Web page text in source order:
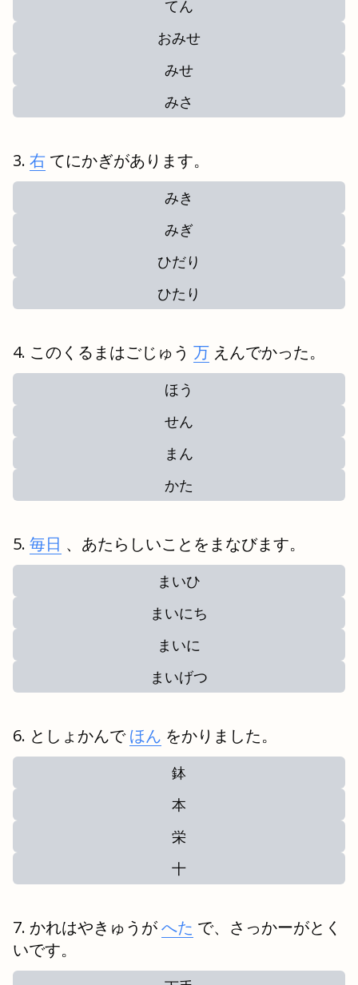
てん
おみせ
みせ
みさ
右 てにかぎがあります。
みき
みぎ
ひだり
ひたり
このくるまはごじゅう 万 えんでかった。
ほう
せん
まん
かた
毎日 、あたらしいことをまなびます。
まいひ
まいにち
まいに
まいげつ
としょかんで ほん をかりました。
鉢
本
栄
十
かれはやきゅうがへた で、さっかーがとく
いです。